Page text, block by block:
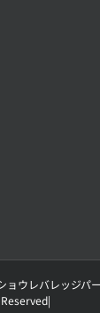
ウレバレッジパ
Reserved|